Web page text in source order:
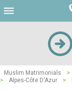
Muslim Matrimonials >
>
Alpes-Côte D'Azur >